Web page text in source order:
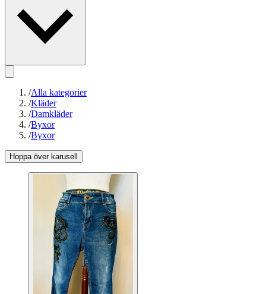
/Alla kategorier
/Kläder
/Damkläder
/Byxor
/Byxor
Hoppa över karusell